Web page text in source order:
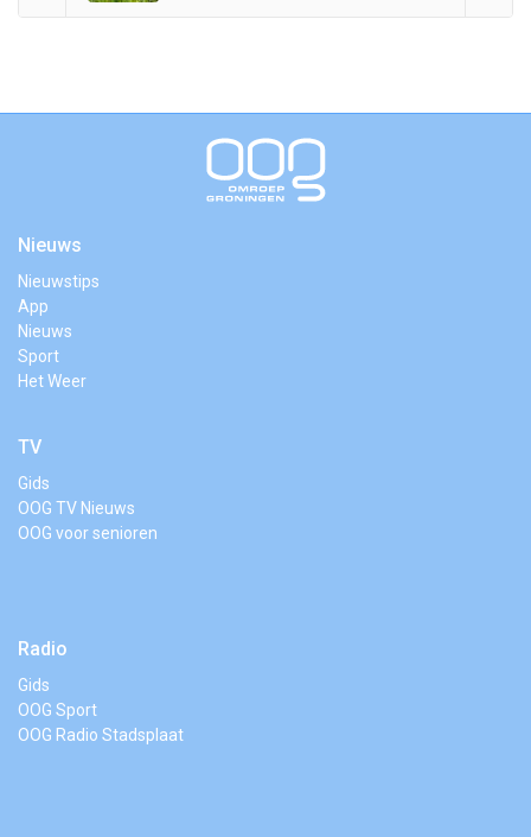
Nieuws
Nieuwstips
App
Nieuws
Sport
Het Weer
TV
Gids
OOG TV Nieuws
OOG voor senioren
Radio
Gids
OOG Sport
OOG Radio Stadsplaat